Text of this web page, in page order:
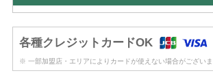
各種クレジットカードOK
※ 一部加盟店・エリアによりカードが使えない場合がござい